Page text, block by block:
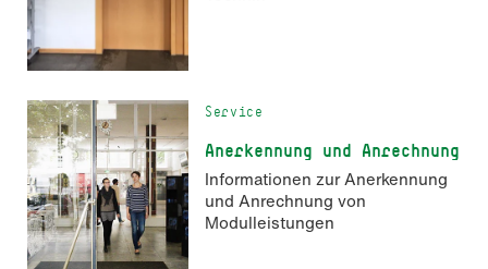
Service
An­er­ken­nung und An­rech­nung
Informationen zur Anerkennung
und Anrechnung von
Modulleistungen